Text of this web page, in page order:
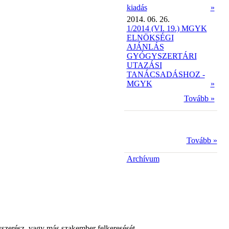
kiadás
»
2014. 06. 26.
1/2014 (VI. 19.) MGYK
ELNÖKSÉGI
AJÁNLÁS
GYÓGYSZERTÁRI
UTAZÁSI
TANÁCSADÁSHOZ -
MGYK
»
Tovább »
Tovább »
Archívum